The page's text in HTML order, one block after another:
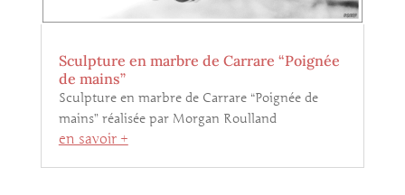
Sculpture en marbre de Carrare “Poignée
de mains”
Sculpture en marbre de Carrare “Poignée de
mains” réalisée par Morgan Roulland
en savoir +